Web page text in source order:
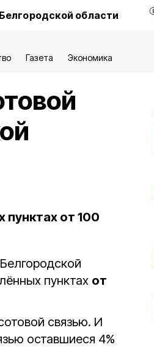
области
Газета Экономика
от 100
пунктах от
связью. И
оставшиеся 4%